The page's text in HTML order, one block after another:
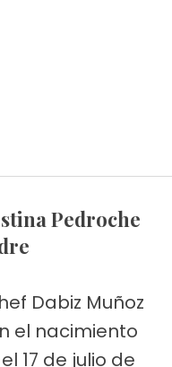
Dabiz Muñoz
el nacimiento
17 de julio de